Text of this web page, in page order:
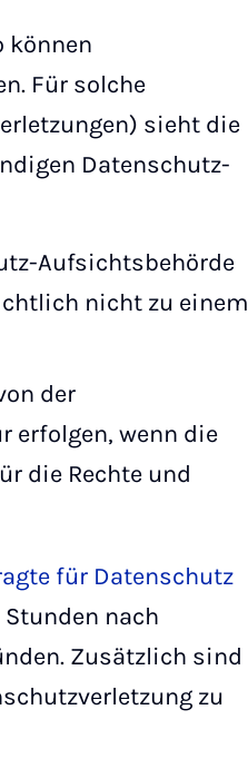
können
Für solche
sieht die
Datenschutz-
Aufsichtsbehörde
nicht zu einem
der
erfolgen, wenn die
die Rechte und
für Datenschutz
nach
Zusätzlich sind
zu